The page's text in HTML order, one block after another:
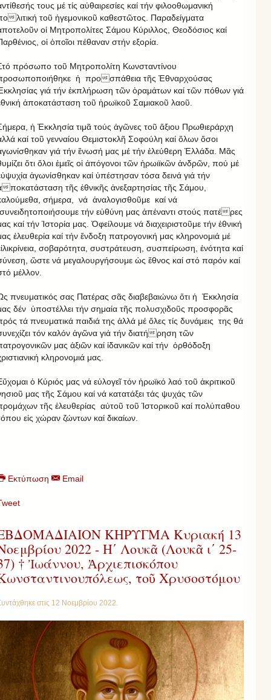
τους μέ τίς αὐθαιρεσίες καί τήν φιλοοθωμανική
λιτική τοῦ ἡγεμονικοῦ καθεστῶτος. Παραδείγματα
οἱ Μητροπολίτες Σάμου Κύριλλος, Θεοδόσιος καί
οἱ ὁποῖοι πέθαναν στήν εξορία.
πρόσωπο τοῦ Μητροπολίτη Κωνσταντίνου
ἡ προσπάθεια τῆς Ἐθναρχούσας
γιά τήν ἐκπλήρωση τῶν ὁραμάτων καί τῶν πόθων γιά
ἀποκατάσταση τοῦ ἡρωϊκοῦ Σαμιακοῦ λαοῦ.
ἡ Ἐκκλησία τιμᾶ τούς ἀγῶνες τοῦ ἄξιου Πρωθιεράρχη
καί τοῦ γενναίου Θεμιστοκλῆ Σοφούλη καί ὅλων ὅσοι
γιά τήν ἕνωσή μας μέ τήν ἐλεύθερη Ἑλλάδα. Μᾶς
ὅτι ὅλοι ἐμεῖς οἱ ἀπόγονοι τῶν ἡρωιϊκῶν ἀνδρῶν, πού μέ
ἀγωνίσθηκαν καί ὑπέστησαν τόσα δεινά γιά τήν
ποκατάσταση τῆς ἐθνικῆς ἀνεξαρτησίας τῆς Σάμου,
σήμερα, νά ἀναλογισθοῦμε καί νά
τήν εὐθύνη μας ἀπέναντι στούς πατέρες
καί τήν Ἱστορία μας. Ὀφείλουμε νά διαχειριστοῦμε τήν ἐθνική
ἐλευθερία καί τήν ἔνδοξη πατρογονική μας κληρονομιά μέ
σοβαρότητα, συστράτευση, συσπείρωση, ἑνότητα καί
ὥστε νά μεγαλουργήσουμε ὡς ἔθνος καί στό παρόν καί
μέλλον.
πνευματικός σας Πατέρας σᾶς διαβεβαιώνω ὅτι ἡ Ἐκκλησία
δέν ὑποστέλλει τήν σημαία τῆς πολυσχιδοῦς προσφορᾶς
τά πνευματικά παιδιά της ἀλλά μέ ὅλες τίς δυνάμεις της θά
τόν καλόν ἀγῶνα γιά τήν διατήρηση τῶν
μας ἀξιῶν καί ἰδανικῶν καί τήν ὀρθόδοξη
κληρονομιά μας.
ὁ Κύριός μας νά εὐλογεῖ τόν ἡρωϊκό λαό τοῦ ἀκριτικοῦ
μας τῆς Σάμου καί νά κατατάξει τάς ψυχάς τῶν
τῆς ἐλευθερίας αὐτοῦ τοῦ Ἱστορικοῦ καί πολύπαθου
εἰς χώραν ζώντων καί δικαίων.
Εκτύπωση Email
ΚΗΡΥΓΜΑ Κυριακή 13
2022 - Η΄ Λουκᾶ (Λουκᾶ ι΄ 25-
† Ἰωάννου, Ἀρχιεπισκόπου
τοῦ Χρυσοστόμου
στις 12 Νοεμβρίου 2022.